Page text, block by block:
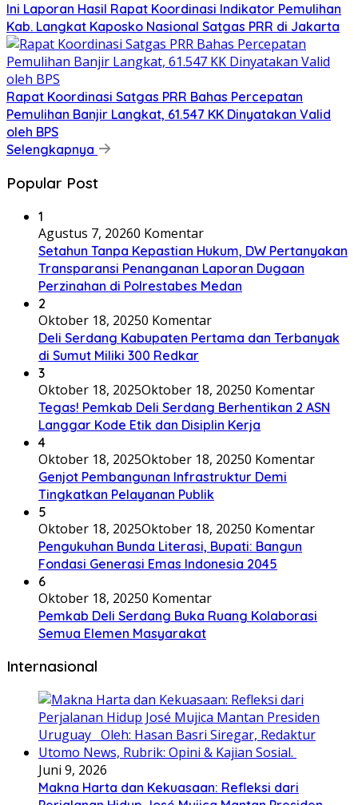
Ini Laporan Hasil Rapat Koordinasi Indikator Pemulihan
Kab. Langkat Kaposko Nasional Satgas PRR di Jakarta
Rapat Koordinasi Satgas PRR Bahas Percepatan
Pemulihan Banjir Langkat, 61.547 KK Dinyatakan Valid
oleh BPS
Selengkapnya
Popular Post
1
Agustus 7, 20260 Komentar
Setahun Tanpa Kepastian Hukum, DW Pertanyakan
Transparansi Penanganan Laporan Dugaan
Perzinahan di Polrestabes Medan
2
Oktober 18, 20250 Komentar
Deli Serdang Kabupaten Pertama dan Terbanyak
di Sumut Miliki 300 Redkar
3
Oktober 18, 2025Oktober 18, 20250 Komentar
Tegas! Pemkab Deli Serdang Berhentikan 2 ASN
Langgar Kode Etik dan Disiplin Kerja
4
Oktober 18, 2025Oktober 18, 20250 Komentar
Genjot Pembangunan Infrastruktur Demi
Tingkatkan Pelayanan Publik
5
Oktober 18, 2025Oktober 18, 20250 Komentar
Pengukuhan Bunda Literasi, Bupati: Bangun
Fondasi Generasi Emas Indonesia 2045
6
Oktober 18, 20250 Komentar
Pemkab Deli Serdang Buka Ruang Kolaborasi
Semua Elemen Masyarakat
Internasional
Juni 9, 2026
Makna Harta dan Kekuasaan: Refleksi dari